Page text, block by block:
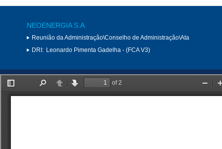
NEOENERGIA S.A.
Reunião da Administração\Conselho de Administração\Ata
DRI: Leonardo Pimenta Gadelha - (FCA V3)